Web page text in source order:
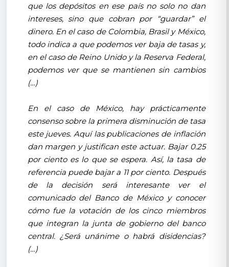
que los depósitos en ese país no solo no dan
intereses, sino que cobran por “guardar” el
dinero. En el caso de Colombia, Brasil y México,
todo indica a que podemos ver baja de tasas y,
en el caso de Reino Unido y la Reserva Federal,
podemos ver que se mantienen sin cambios
(…)
En el caso de México, hay prácticamente
consenso sobre la primera disminución de tasa
este jueves. Aquí las publicaciones de inflación
dan margen y justifican este actuar. Bajar 0.25
por ciento es lo que se espera. Así, la tasa de
referencia puede bajar a 11 por ciento. Después
de la decisión será interesante ver el
comunicado del Banco de México y conocer
cómo fue la votación de los cinco miembros
que integran la junta de gobierno del banco
central. ¿Será unánime o habrá disidencias?
(…)